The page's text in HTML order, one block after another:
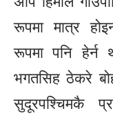
रूपमा मात्र
रूपमा पनि हेर्न
भगतसिह ठेकरे
सुदूरपश्चिमकै